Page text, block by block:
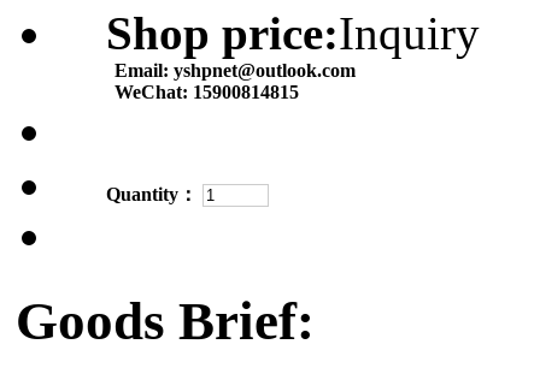
Shop price:Inquiry
Email: yshpnet@outlook.com
WeChat: 15900814815
Quantity：
Goods Brief: